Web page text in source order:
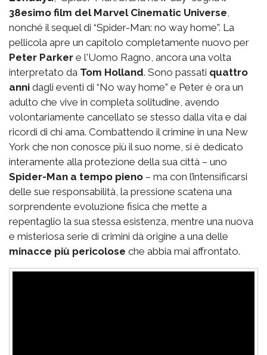
38esimo film del Marvel Cinematic Universe,
nonché il sequel di “Spider-Man: no way home”. La
pellicola apre un capitolo completamente nuovo per
Peter Parker e l'Uomo Ragno, ancora una volta
interpretato da Tom Holland. Sono passati quattro
anni dagli eventi di “No way home” e Peter è ora un
adulto che vive in completa solitudine, avendo
volontariamente cancellato se stesso dalla vita e dai
ricordi di chi ama. Combattendo il crimine in una New
York che non conosce più il suo nome, si è dedicato
interamente alla protezione della sua città – uno
Spider-Man a tempo pieno – ma con l’intensificarsi
delle sue responsabilità, la pressione scatena una
sorprendente evoluzione fisica che mette a
repentaglio la sua stessa esistenza, mentre una nuova
e misteriosa serie di crimini dà origine a una delle
minacce più pericolose che abbia mai affrontato.